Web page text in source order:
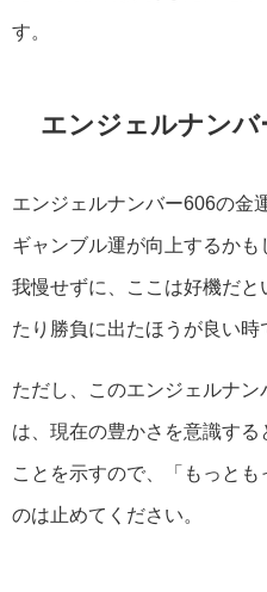
す。
エンジェルナンバ
エンジェルナンバー606の金
ギャンブル運が向上するかも
我慢せずに、ここは好機だと
たり勝負に出たほうが良い時
ただし、このエンジェルナ
は、現在の豊かさを意識する
ことを示すので、「もっと
のは止めてください。